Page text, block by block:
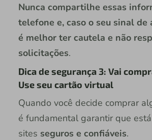
Nunca compartilhe essas
telefone e, caso o seu sinal
é melhor ter cautela e não
solicitações.
Dica de segurança 3: Vai
Use seu cartão virtual
Quando você decide comprar
é fundamental garantir que
sites seguros e confiáveis.